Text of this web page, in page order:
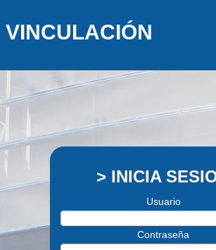
> INICIA
Usuario
Contraseña